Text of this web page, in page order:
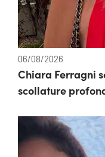
06/08/2026
Chiara Ferragni
scollature